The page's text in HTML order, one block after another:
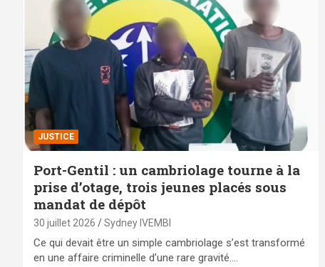
JUSTICE
Port-Gentil : un cambriolage tourne à la
prise d’otage, trois jeunes placés sous
mandat de dépôt
30 juillet 2026 Sydney IVEMBI
Ce qui devait être un simple cambriolage s’est transformé
en une affaire criminelle d’une rare gravité.…